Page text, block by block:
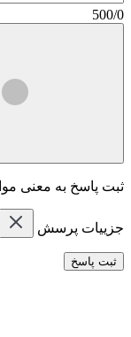
500/0
ثبت پاسخ به معنی
جزییات پرسش
ثبت پاسخ